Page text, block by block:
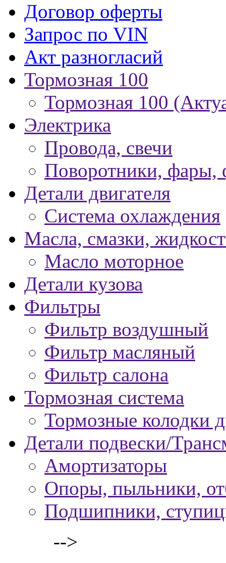
Договор оферты
Запрос по VIN
Акт разногласий
Тормозная 100
Тормозная 100
Электрика
Провода, свечи
Поворотники, фары,
Детали двигателя
Система охлаждения
Масла, смазки,
Масло моторное
Детали кузова
Фильтры
Фильтр воздушный
Фильтр масляный
Фильтр салона
Тормозная система
Тормозные колодки
Детали подвески/
Амортизаторы
Опоры, пыльники,
Подшипники,
-->